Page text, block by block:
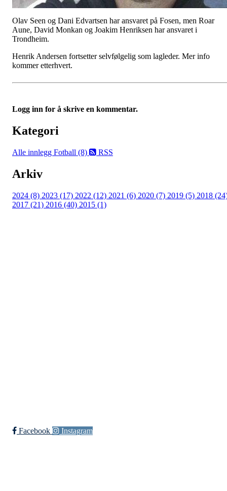
Olav Seen og Dani Edvartsen har ansvaret på Fosen, men Roar
Aune, David Monkan og Joakim Henriksen har ansvaret i
Trondheim.
Henrik Andersen fortsetter selvfølgelig som lagleder. Mer info
kommer etterhvert.
Logg inn for å skrive en kommentar.
Kategori
Alle innlegg Fotball (8) RSS
Arkiv
2024 (8) 2023 (17) 2022 (12) 2021 (6) 2020 (7) 2019 (5) 2018
2017 (21) 2016 (40) 2015 (1)
Facebook Instagram